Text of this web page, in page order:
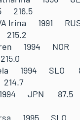
216.5
Irina 1991
1994
1994
1994 JPN
Ursa 1995